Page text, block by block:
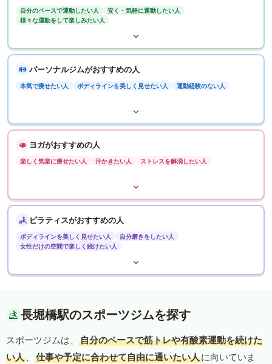
自分のペースで運動したい人
安く・気軽に運動したい人
様々な運動をして楽しみたい人
パーソナルジムがおすすめの人
本気で痩せたい人 ボディラインを美しく見せたい人 運動経験のない人
ヨガがおすすめの人
楽しく気楽に痩せたい人 汗かきたい人 ストレスを解消したい人
ピラティスがおすすめの人
ボディラインを美しく見せたい人
自分磨きをしたい人
女性だけの空間で楽しく続けたい人
長堀橋駅のスポーツジムを探す
スポーツジムは、
自分のペースで筋トレや有酸素運動を続けた
い人 、 仕事や予定に合わせて自由に通いたい人に向いていま